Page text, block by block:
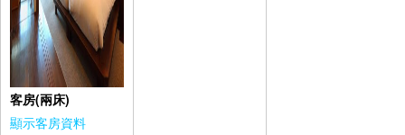
客房(兩床)
顯示客房資料